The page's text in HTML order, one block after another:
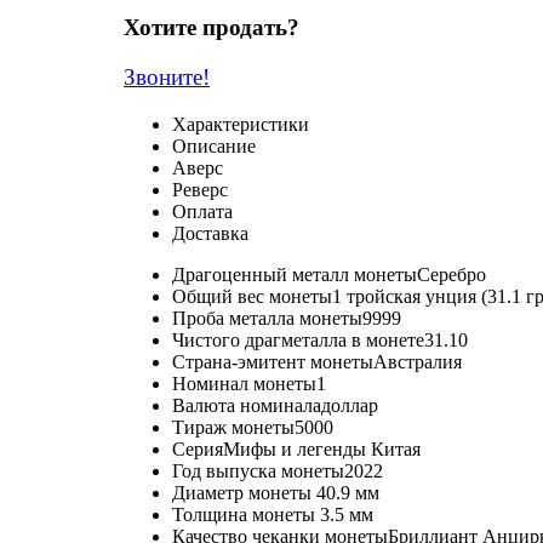
Хотите продать?
Звоните!
Характеристики
Описание
Аверс
Реверс
Оплата
Доставка
Драгоценный металл монетыСеребро
Общий вес монеты1 тройская унция (31.1
Проба металла монеты9999
Чистого драгметалла в монете31.10
Страна-эмитент монетыАвстралия
Номинал монеты1
Валюта номиналадоллар
Тираж монеты5000
СерияМифы и легенды Китая
Год выпуска монеты2022
Диаметр монеты 40.9 мм
Толщина монеты 3.5 мм
Качество чеканки монетыБриллиант